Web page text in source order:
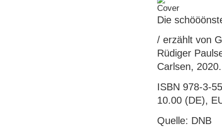
Die
/ erzählt von
Rüdiger
Carlsen,
ISBN 978-3-
10.00 (DE),
Quelle: DNB